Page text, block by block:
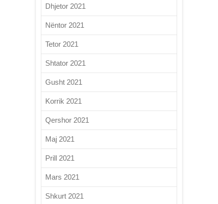
Dhjetor 2021
Nëntor 2021
Tetor 2021
Shtator 2021
Gusht 2021
Korrik 2021
Qershor 2021
Maj 2021
Prill 2021
Mars 2021
Shkurt 2021